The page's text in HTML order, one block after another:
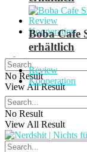
Review
Kooperation
No Result
View All Result
Boba Cafe
erhältlich
Review
Kooperation
No Result
View All Result